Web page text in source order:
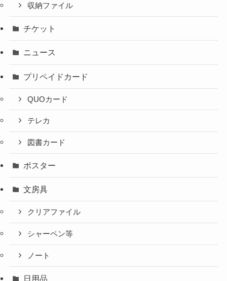
収納ファイル
チケット
ニュース
プリペイドカード
QUOカード
テレカ
図書カード
ポスター
文房具
クリアファイル
シャーペン等
ノート
日用品